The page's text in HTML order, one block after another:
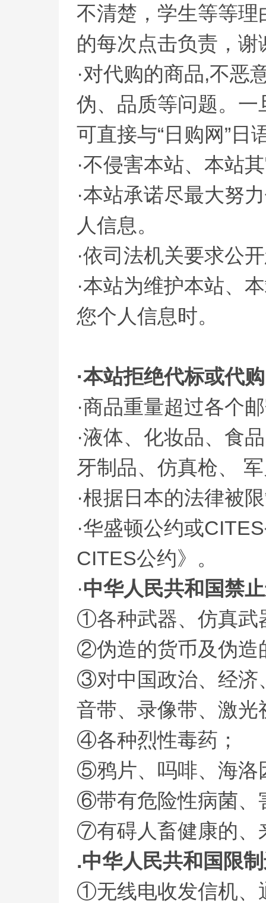
不清楚，学生等等
的每次点击负责，谢
·对代购的商品,不恶
伪、品质等问题。
可直接与“日购网”
·不侵害本站、本站
·本站承诺尽最大努
人信息。
·依司法机关要求公
·本站为维护本站、
您个人信息时。
·本站拒绝代标或代
·商品重量超过各个
·液体、化妆品、食
牙制品、仿真枪、
·根据日本的法律被
·华盛顿公约或
CITES公约》。
·中华人民共和国禁
①各种武器、仿真武
②伪造的货币及伪造
③对中国政治、经济
音带、录像带、激
④各种烈性毒药；
⑤鸦片、吗啡、海洛
⑥带有危险性病菌、
⑦有碍人畜健康的、
.中华人民共和国限
①无线电收发信机、